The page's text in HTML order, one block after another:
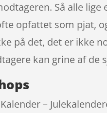
Så alle lige
opfattet som pjat,
på det, det er ikke
kan grine af de
–